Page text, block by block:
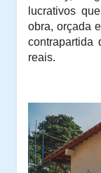
lucrativos
obra, orçada
contrapartida
reais.